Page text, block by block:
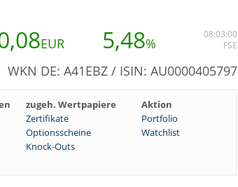
EUR 5,48%
08:03:00
FSE
WKN DE: A41EBZ / ISIN: AU0000405797
zugeh. Wertpapiere
Aktion
Zertifikate
Portfolio
Optionsscheine
Watchlist
Knock-Outs